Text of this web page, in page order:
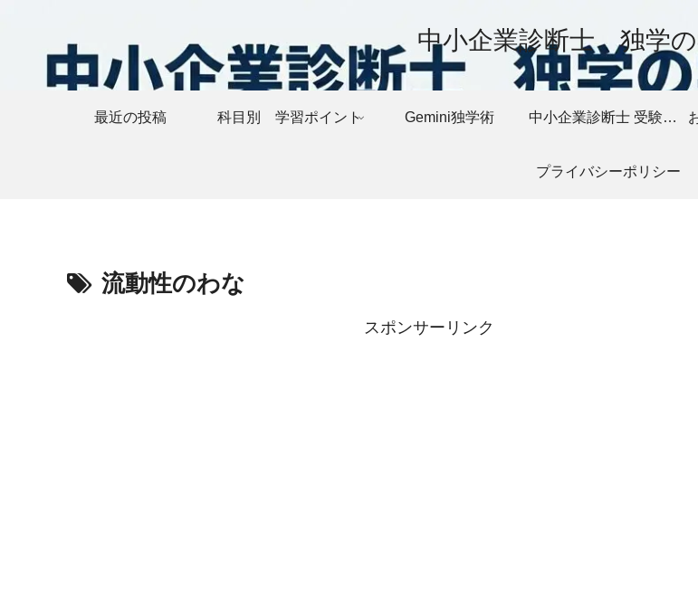
中小企業診断士 独学
最近の投稿 科目別 学習ポイント Gemini独学術 中小企業診断士 受験記録
プライバシーポリシー
流動性のわな
スポンサーリンク